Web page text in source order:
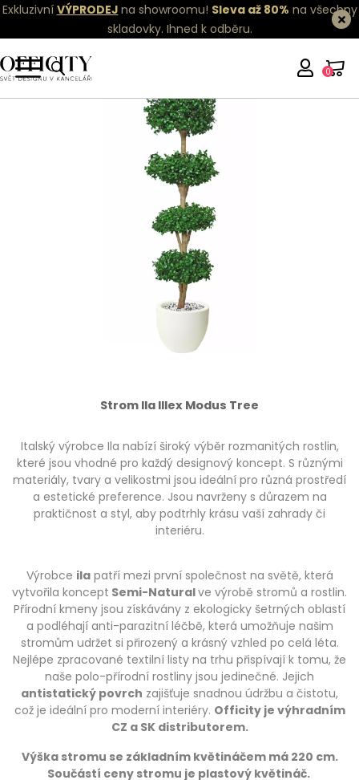
Exkluzivní VÝPRODEJ na showroomu! Sleva až 80% na všechny
skladovky. Ihned k odběru.
0
Strom Ila Illex Modus Tree
Italský výrobce Ila nabízí široký výběr rozmanitých rostlin,
které jsou vhodné pro každý designový koncept. S různými
materiály, tvary a velikostmi jsou ideální pro různá prostředí
a estetické preference. Jsou navrženy s důrazem na
praktičnost a styl, aby podtrhly krásu vaší zahrady či
interiéru.
Výrobce ilapatří mezi první společnost na světě, která
vytvořila koncept Semi-Naturalve výrobě stromů a rostlin.
Přírodní kmeny jsou získávány z ekologicky šetrných oblastí
a podléhají anti-parazitní léčbě, která umožňuje našim
stromům udržet si přirozený a krásný vzhled po celá léta.
Nejlépe zpracované textilní listy na trhu přispívají k tomu, že
naše polo-přírodní rostliny jsou jedinečné. Jejich
antistatický povrch zajišťuje snadnou údržbu a čistotu,
což je ideální pro moderní interiéry. Officity je výhradním
CZ a SK distributorem.
Výška stromu se základním květináčem má 220 cm.
Součástí ceny stromu je plastový květináč.